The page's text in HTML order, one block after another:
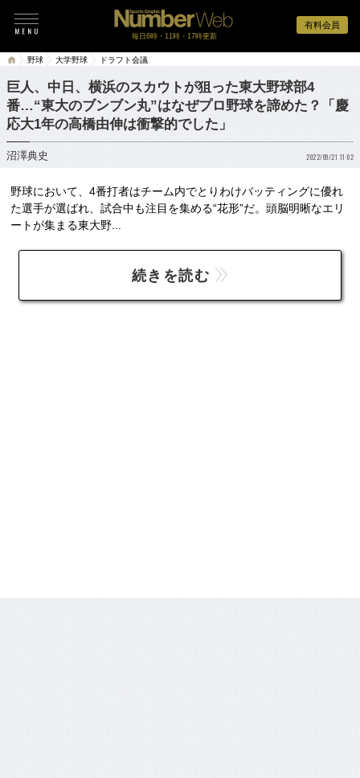
有料会員
毎日6時・11時・17時更新
野球 大学野球 ドラフト会議
巨人、中日、横浜のスカウトが狙った東大野球部4
番…“東大のブンブン丸”はなぜプロ野球を諦めた？「慶
応大1年の高橋由伸は衝撃的でした」
沼澤典史 2022/09/21 11:02
野球において、4番打者はチーム内でとりわけバッティングに優れ
た選手が選ばれ、試合中も注目を集める“花形”だ。頭脳明晰なエリ
ートが集まる東大野...
続きを読む